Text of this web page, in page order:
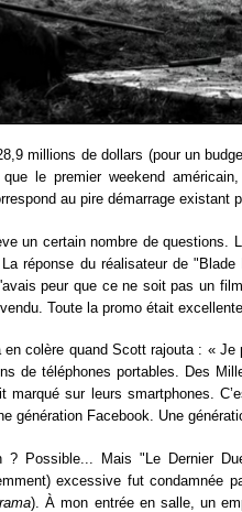
millions de dollars (pour un
le premier weekend
au pire démarrage existant
un certain nombre de questions.
réponse du réalisateur de
peur que ce ne soit pas un
Toute la promo était
en colère quand Scott rajouta : «
de téléphones portables. Des
marqué sur leurs smartphones.
génération Facebook. Une
? Possible... Mais "Le Dernier
excessive fut condamnée
). À mon entrée en salle, un